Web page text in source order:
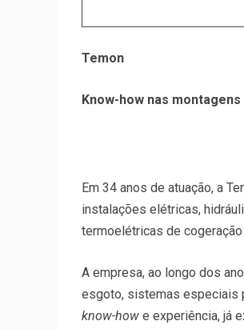
Temon
Know-how nas
Em 34 anos de atuação, a
instalações elétricas,
termoelétricas de
A empresa, ao longo dos
esgoto, sistemas especiais
know-how e experiência, já